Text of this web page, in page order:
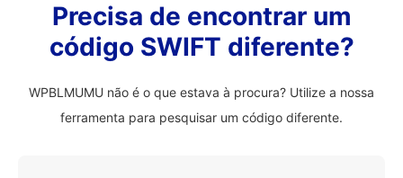
Precisa de encontrar um
código SWIFT diferente?
WPBLMUMU não é o que estava à procura? Utilize a nossa
ferramenta para pesquisar um código diferente.